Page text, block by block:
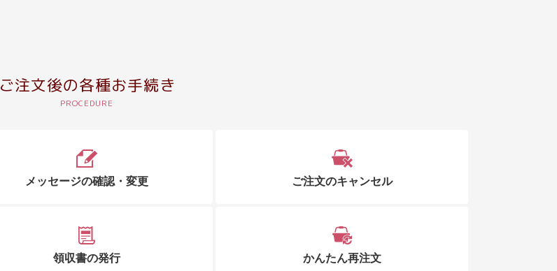
ご注文後の各種お手続き
メッセージの確認・変更 ご注文のキャンセル
領収書の発行 かんたん再注文